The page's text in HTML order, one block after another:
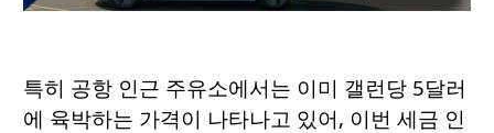
특히 공항 인근 주유소에서는 이미 갤런당 5달러
에 육박하는 가격이 나타나고 있어, 이번 세금 인